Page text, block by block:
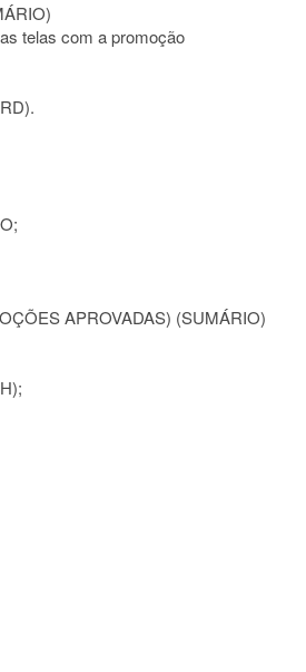
telas com a promoção
APROVADAS) (SUMÁRIO)